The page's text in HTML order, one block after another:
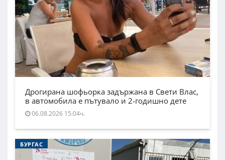
Дрогирана шофьорка задържана в Свети Влас,
в автомобила е пътувало и 2-годишно дете
06.08.2026 15:04ч.
БУРГАС